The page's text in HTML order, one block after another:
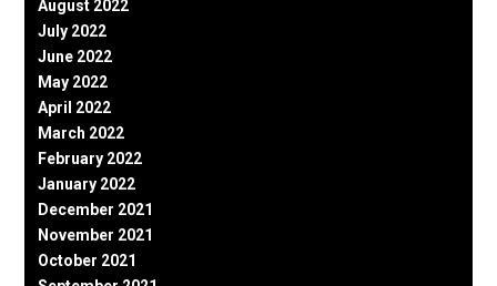
August 2022
July 2022
June 2022
May 2022
April 2022
March 2022
February 2022
January 2022
December 2021
November 2021
October 2021